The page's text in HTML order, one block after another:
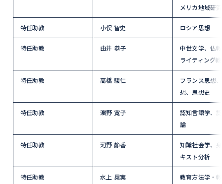
メリカ地域研究
特任助教 小俣 智史 ロシア思想
特任助教 由井 恭子
中世文学、仏
ライティング
特任助教 高橋 駿仁
フランス思想
想、思想史
特任助教 濵野 寛子
認知言語学、
論
特任助教 河野 静香
知識社会学、
キスト分析
特任助教 水上 晃実
教育方法学・